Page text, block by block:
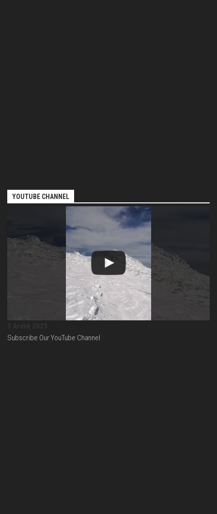
YOUTUBE CHANNEL
Subscribe Our YouTube Channel